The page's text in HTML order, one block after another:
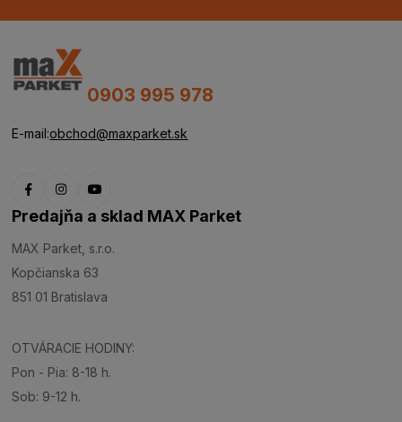
0903 995 978
E-mail:obchod@maxparket.sk
Predajňa a sklad MAX Parket
MAX Parket, s.r.o.
Kopčianska 63
851 01 Bratislava
OTVÁRACIE HODINY:
Pon - Pia: 8-18 h.
Sob: 9-12 h.